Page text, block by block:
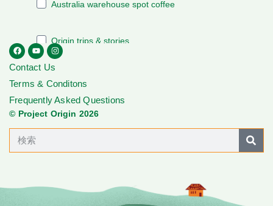
Contact Us
Terms & Conditons
Frequently Asked Questions
© Project Origin 2026